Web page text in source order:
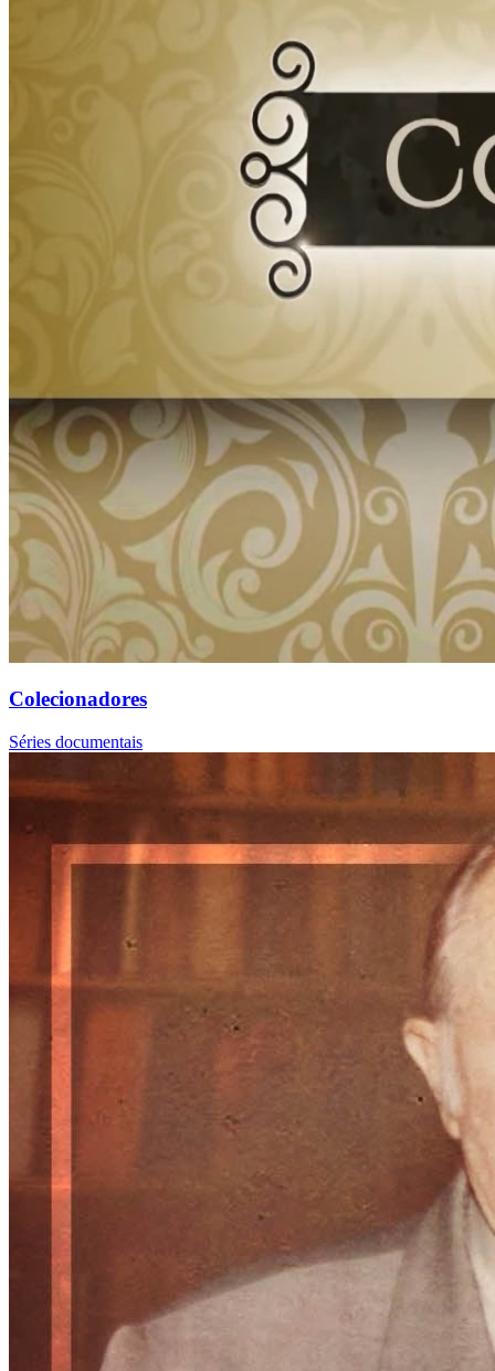
Colecionadores
Séries documentais